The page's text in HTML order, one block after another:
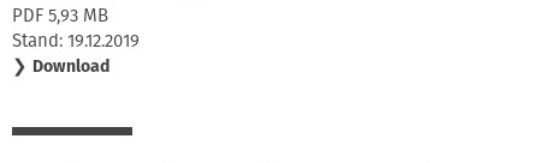
PDF 5,93 MB
Stand: 19.12.2019
❯ Download